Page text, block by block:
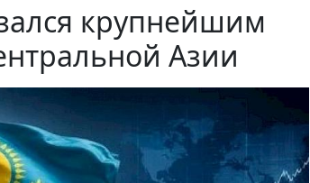
крупнейшим
Азии